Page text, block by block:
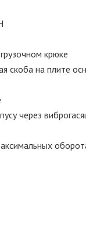
крюке
скоба на плите
через